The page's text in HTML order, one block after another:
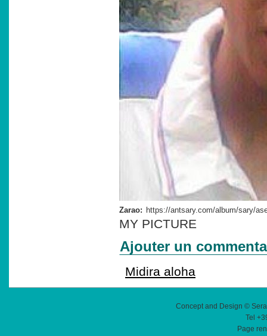
Zarao:
MY PICTURE
Ajouter un
Midira aloha
Concept and Design ©
Tel
Page